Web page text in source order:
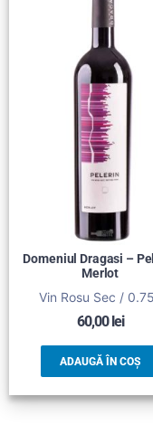
Domeniul Dragasi –
Merlot
Vin Rosu Sec /
60,00lei
ADAUGĂ ÎN COȘ